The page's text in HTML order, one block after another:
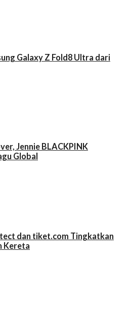
Galaxy Z Fold8 Ultra dari
Jennie BLACKPINK
Global
dan tiket.com Tingkatkan
Kereta